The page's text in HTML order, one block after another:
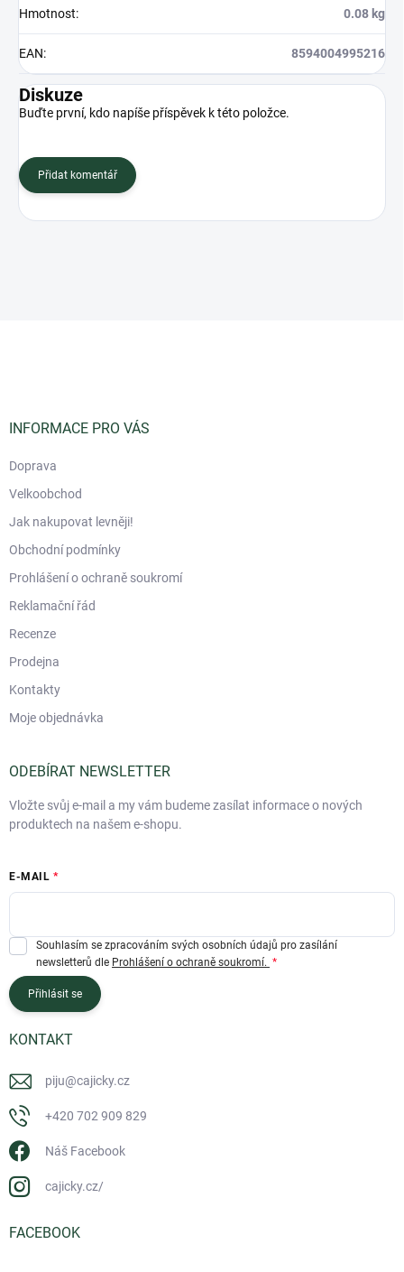
Hmotnost: 0.08 kg
EAN: 8594004995216
Diskuze
Buďte první, kdo napíše příspěvek k této položce.
Přidat komentář
INFORMACE PRO VÁS
Doprava
Velkoobchod
Jak nakupovat levněji!
Obchodní podmínky
Prohlášení o ochraně soukromí
Reklamační řád
Recenze
Prodejna
Kontakty
Moje objednávka
ODEBÍRAT NEWSLETTER
Vložte svůj e-mail a my vám budeme zasílat informace o nových
produktech na našem e-shopu.
E-MAIL
Souhlasím se zpracováním svých osobních údajů pro zasílání
newsletterů dle Prohlášení o ochraně soukromí.
Přihlásit se
KONTAKT
piju@cajicky.cz
+420 702 909 829
Náš Facebook
cajicky.cz/
FACEBOOK